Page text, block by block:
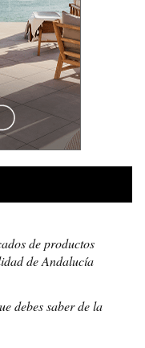
de productos
de Andalucía
debes saber de la